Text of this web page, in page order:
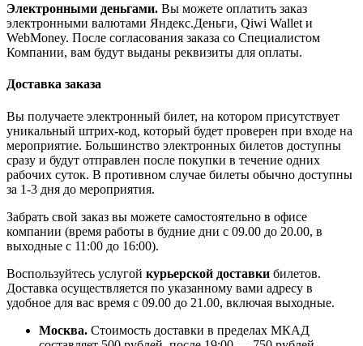
Электронными деньгами. Вы можете оплатить заказ
электронными валютами Яндекс.Деньги, Qiwi Wallet и
WebMoney. После согласования заказа со Специалистом
Компании, вам будут выданы реквизиты для оплаты.
Доставка заказа
Вы получаете электронный билет, на котором присутствует
уникальный штрих-код, который будет проверен при входе на
мероприятие. Большинство электронных билетов доступны
сразу и будут отправлен после покупки в течение одних
рабочих суток. В противном случае билеты обычно доступны
за 1-3 дня до мероприятия.
Забрать свой заказ вы можете самостоятельно в офисе
компании (время работы в будние дни с 09.00 до 20.00, в
выходные с 11:00 до 16:00).
Воспользуйтесь услугой курьерской доставки билетов.
Доставка осуществляется по указанному вами адресу в
удобное для вас время с 09.00 до 21.00, включая выходные.
Москва. Стоимость доставки в пределах МКАД